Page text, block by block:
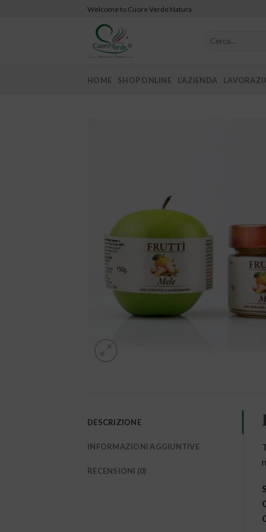
Welcome to Cuore Verde Natura
Cerca:
HOME SHOP ONLINE L’AZIENDA
DESCRIZIONE
INFORMAZIONI AGGIUNTIVE
RECENSIONI (0)